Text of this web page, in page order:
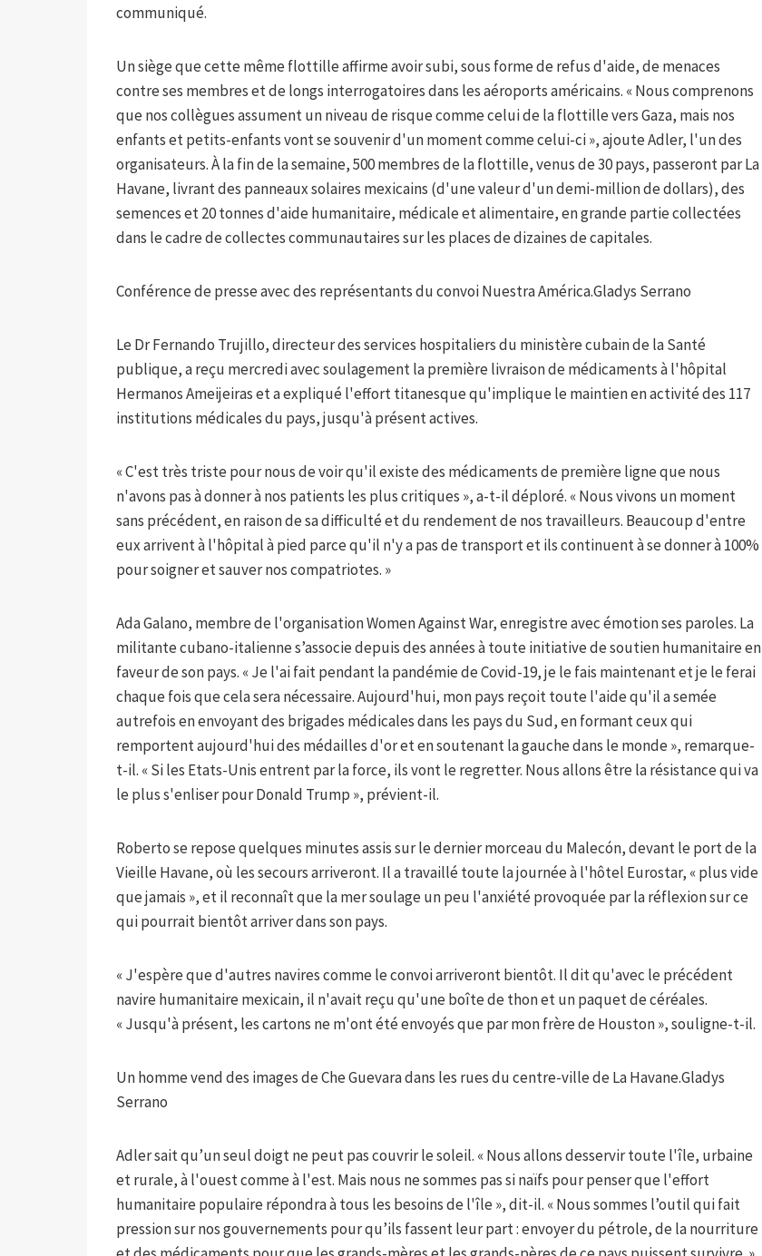
communiqué.
Un siège que cette même flottille affirme avoir subi, sous forme de refus d'aide, de menaces
contre ses membres et de longs interrogatoires dans les aéroports américains. « Nous comprenons
que nos collègues assument un niveau de risque comme celui de la flottille vers Gaza, mais nos
enfants et petits-enfants vont se souvenir d'un moment comme celui-ci », ajoute Adler, l'un des
organisateurs. À la fin de la semaine, 500 membres de la flottille, venus de 30 pays, passeront par La
Havane, livrant des panneaux solaires mexicains (d'une valeur d'un demi-million de dollars), des
semences et 20 tonnes d'aide humanitaire, médicale et alimentaire, en grande partie collectées
dans le cadre de collectes communautaires sur les places de dizaines de capitales.
Conférence de presse avec des représentants du convoi Nuestra América.Gladys Serrano
Le Dr Fernando Trujillo, directeur des services hospitaliers du ministère cubain de la Santé
publique, a reçu mercredi avec soulagement la première livraison de médicaments à l'hôpital
Hermanos Ameijeiras et a expliqué l'effort titanesque qu'implique le maintien en activité des 117
institutions médicales du pays, jusqu'à présent actives.
« C'est très triste pour nous de voir qu'il existe des médicaments de première ligne que nous
n'avons pas à donner à nos patients les plus critiques », a-t-il déploré. « Nous vivons un moment
sans précédent, en raison de sa difficulté et du rendement de nos travailleurs. Beaucoup d'entre
eux arrivent à l'hôpital à pied parce qu'il n'y a pas de transport et ils continuent à se donner à 100%
pour soigner et sauver nos compatriotes. »
Ada Galano, membre de l'organisation Women Against War, enregistre avec émotion ses paroles. La
militante cubano-italienne s’associe depuis des années à toute initiative de soutien humanitaire en
faveur de son pays. « Je l'ai fait pendant la pandémie de Covid-19, je le fais maintenant et je le ferai
chaque fois que cela sera nécessaire. Aujourd'hui, mon pays reçoit toute l'aide qu'il a semée
autrefois en envoyant des brigades médicales dans les pays du Sud, en formant ceux qui
remportent aujourd'hui des médailles d'or et en soutenant la gauche dans le monde », remarque-
t-il. « Si les Etats-Unis entrent par la force, ils vont le regretter. Nous allons être la résistance qui va
le plus s'enliser pour Donald Trump », prévient-il.
Roberto se repose quelques minutes assis sur le dernier morceau du Malecón, devant le port de la
Vieille Havane, où les secours arriveront. Il a travaillé toute la journée à l'hôtel Eurostar, « plus vide
que jamais », et il reconnaît que la mer soulage un peu l'anxiété provoquée par la réflexion sur ce
qui pourrait bientôt arriver dans son pays.
« J'espère que d'autres navires comme le convoi arriveront bientôt. Il dit qu'avec le précédent
navire humanitaire mexicain, il n'avait reçu qu'une boîte de thon et un paquet de céréales.
« Jusqu'à présent, les cartons ne m'ont été envoyés que par mon frère de Houston », souligne-t-il.
Un homme vend des images de Che Guevara dans les rues du centre-ville de La Havane.Gladys
Serrano
Adler sait qu’un seul doigt ne peut pas couvrir le soleil. « Nous allons desservir toute l'île, urbaine
et rurale, à l'ouest comme à l'est. Mais nous ne sommes pas si naïfs pour penser que l'effort
humanitaire populaire répondra à tous les besoins de l'île », dit-il. « Nous sommes l’outil qui fait
pression sur nos gouvernements pour qu’ils fassent leur part : envoyer du pétrole, de la nourriture